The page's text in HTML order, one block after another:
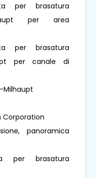
per brasatura
per area
per brasatura
per canale di
Milhaupt
Corporation
panoramica
per brasatura